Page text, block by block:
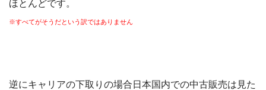
ほとんどです。
※すべてがそうだという訳ではありません
逆にキャリアの下取りの場合日本国内での中古販売は見た